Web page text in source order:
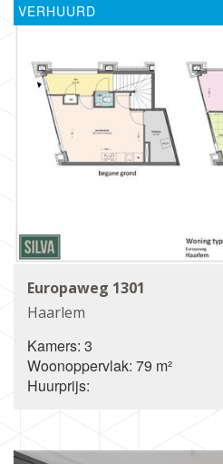
VERHUURD
Europaweg 1301
Haarlem
Kamers: 3
Woonoppervlak: 79 m²
Huurprijs: